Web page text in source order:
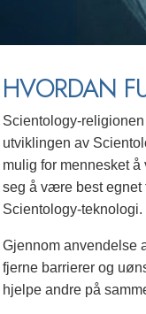
HVORDAN
Scientology-
utviklingen av
mulig for mennesket
seg å være best egnet
Scientology-teknologi.
Gjennom anvendelse
fjerne barrierer og
hjelpe andre på